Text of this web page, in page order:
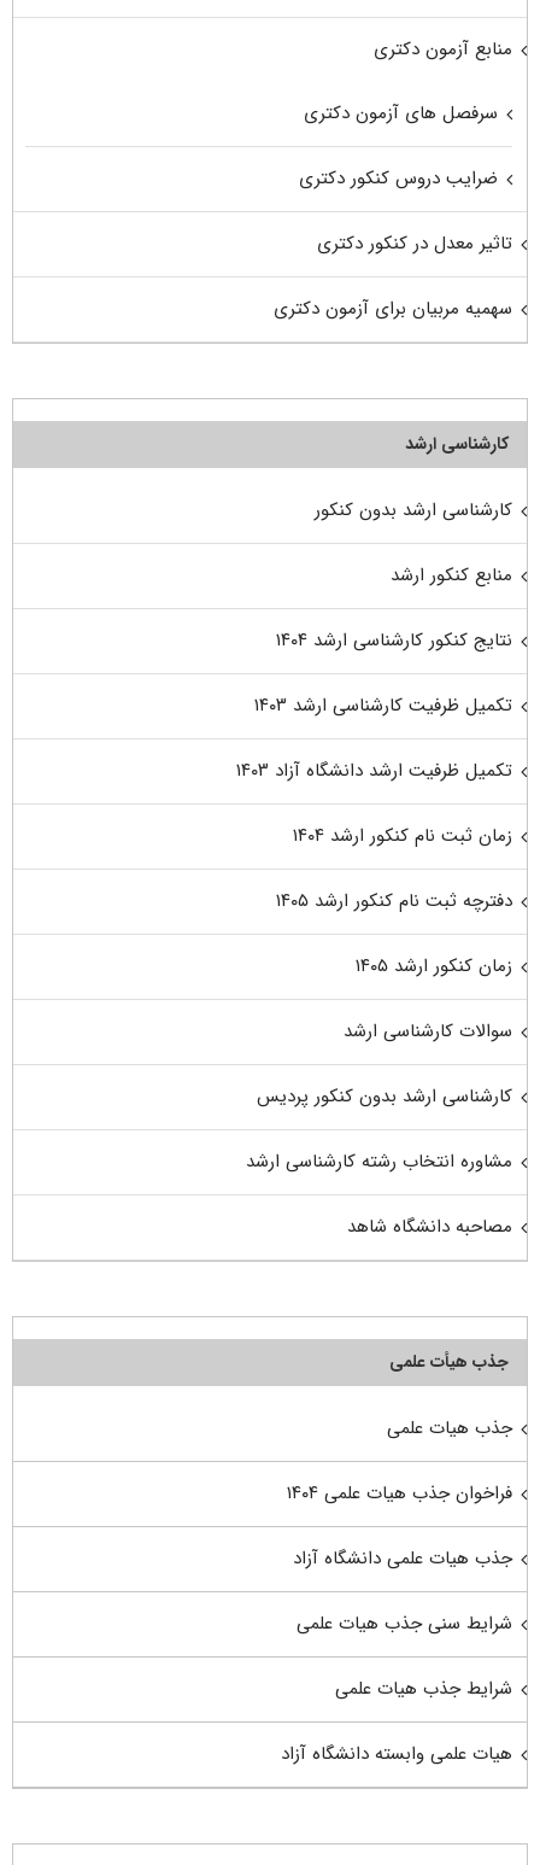
منابع آزمون دکتری
سرفصل های آزمون دکتری
ضرایب دروس کنکور دکتری
تاثیر معدل در کنکور دکتری
سهمیه مربیان برای آزمون دکتری
کارشناسی ارشد
کارشناسی ارشد بدون کنکور
منابع کنکور ارشد
نتایج کنکور کارشناسی ارشد ۱۴۰۴
تکمیل ظرفیت کارشناسی ارشد ۱۴۰۳
تکمیل ظرفیت ارشد دانشگاه آزاد ۱۴۰۳
زمان ثبت نام کنکور ارشد ۱۴۰۴
دفترچه ثبت نام کنکور ارشد ۱۴۰۵
زمان کنکور ارشد ۱۴۰۵
سوالات کارشناسی ارشد
کارشناسی ارشد بدون کنکور پردیس
مشاوره انتخاب رشته کارشناسی ارشد
مصاحبه دانشگاه شاهد
جذب هیأت علمی
جذب هیات علمی
فراخوان جذب هیات علمی ۱۴۰۴
جذب هیات علمی دانشگاه آزاد
شرایط سنی جذب هیات علمی
شرایط جذب هیات علمی
هیات علمی وابسته دانشگاه آزاد